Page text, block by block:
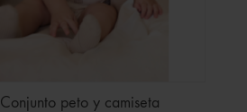
Conjunto peto y camiseta